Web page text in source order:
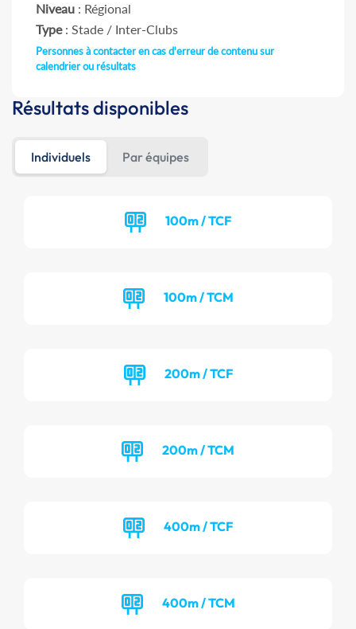
Niveau : Régional
Type: Stade / Inter-Clubs
Personnes à contacter en cas d'erreur de contenu sur
calendrier ou résultats
Résultats disponibles
Individuels Par équipes
100m / TCF
100m / TCM
200m / TCF
200m / TCM
400m / TCF
400m / TCM